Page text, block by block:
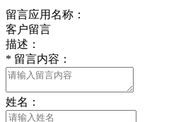
留言应用名称：
客户留言
描述：
* 留言内容：
姓名：